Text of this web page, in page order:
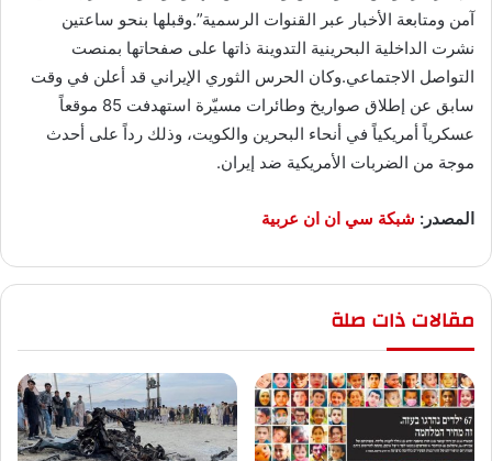
آمن ومتابعة الأخبار عبر القنوات الرسمية”.وقبلها بنحو ساعتين
نشرت الداخلية البحرينية التدوينة ذاتها على صفحاتها بمنصت
التواصل الاجتماعي.وكان الحرس الثوري الإيراني قد أعلن في وقت
سابق عن إطلاق صواريخ وطائرات مسيّرة استهدفت 85 موقعاً
عسكرياً أمريكياً في أنحاء البحرين والكويت، وذلك رداً على أحدث
موجة من الضربات الأمريكية ضد إيران.
المصدر: شبكة سي ان ان عربية
مقالات ذات صلة